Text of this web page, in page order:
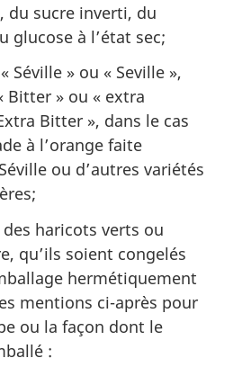
du sucre inverti, du
glucose à l’état sec;
Séville » ou « Seville »,
Bitter » ou « extra
Bitter », dans le cas
à l’orange faite
ou d’autres variétés
des haricots verts ou
qu’ils soient congelés
hermétiquement
mentions ci-après pour
ou la façon dont le
: